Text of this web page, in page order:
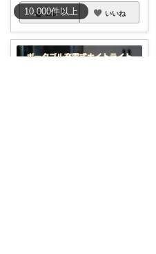
10,000件以上
コレ いいね